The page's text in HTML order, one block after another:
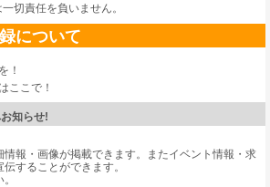
切責任を負いません。
について
！
ここで！
知らせ!
情報・画像が掲載できます。またイベント情報・求
することができます。